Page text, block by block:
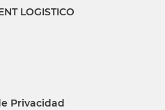
LOGISTICO
Privacidad